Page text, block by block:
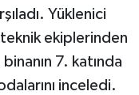
Yüklenici
ekiplerinden
7. katında
inceledi.